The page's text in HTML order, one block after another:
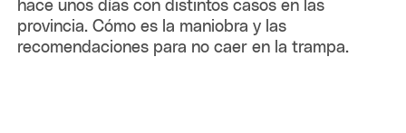
hace unos días con distintos casos en las
provincia. Cómo es la maniobra y las
recomendaciones para no caer en la trampa.